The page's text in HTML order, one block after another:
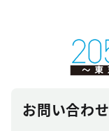
お問い合わせ